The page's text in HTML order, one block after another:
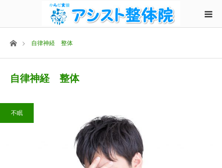
ホーム自律神経 整体
自律神経 整体
不眠